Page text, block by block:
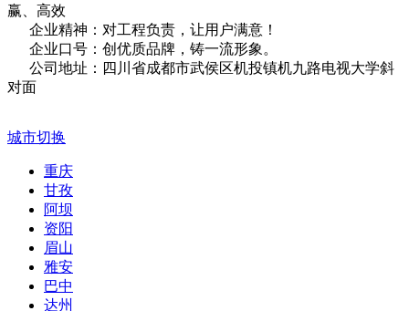
赢、高效
企业精神：对工程负责，让用户满意！
企业口号：创优质品牌，铸一流形象。
公司地址：四川省成都市武侯区机投镇机九路电视大学斜
对面
城市切换
重庆
甘孜
阿坝
资阳
眉山
雅安
巴中
达州